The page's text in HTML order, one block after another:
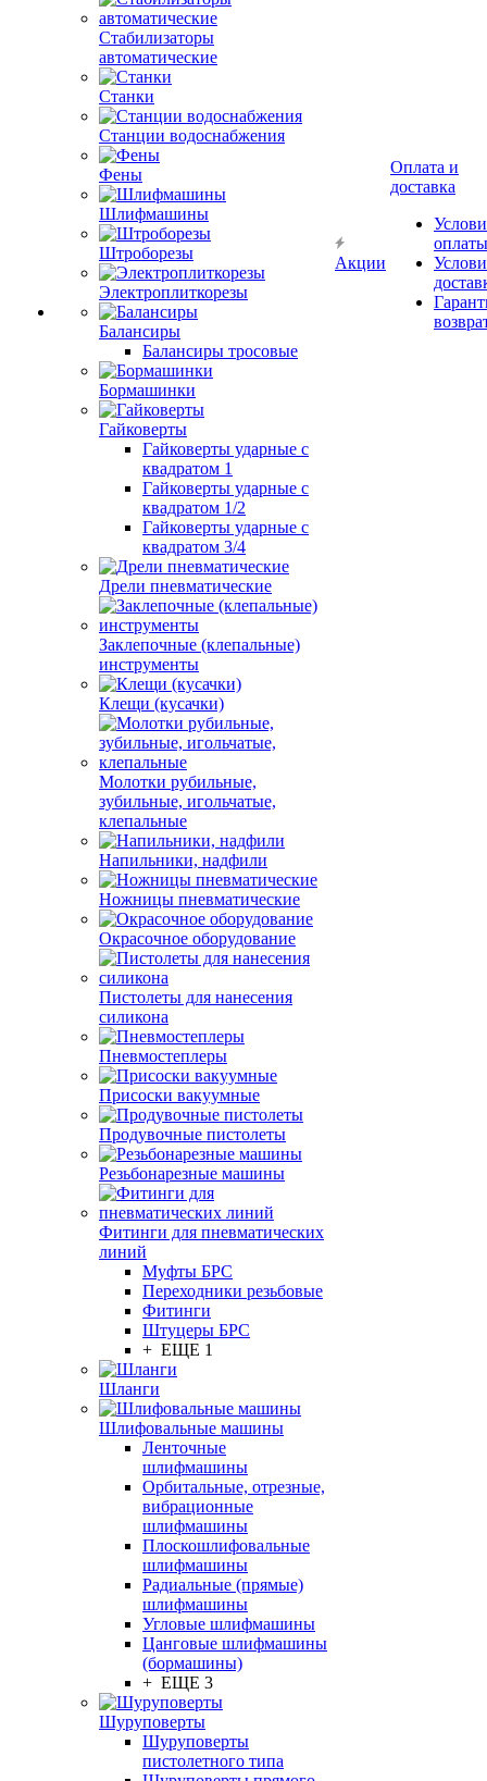
Стабилизаторы
автоматические
Станки
Станции водоснабжения
Фены
Шлифмашины
Штроборезы
Электроплиткорезы
Балансиры
Балансиры тросовые
Бормашинки
Гайковерты
Гайковерты ударные с
квадратом 1
Гайковерты ударные с
квадратом 1/2
Гайковерты ударные с
квадратом 3/4
Дрели пневматические
Заклепочные (клепальные)
инструменты
Клещи (кусачки)
Молотки рубильные,
зубильные, игольчатые,
клепальные
Напильники, надфили
Ножницы пневматические
Окрасочное оборудование
Пистолеты для нанесения
силикона
Пневмостеплеры
Присоски вакуумные
Продувочные пистолеты
Резьбонарезные машины
Фитинги для пневматических
линий
Муфты БРС
Переходники резьбовые
Фитинги
Штуцеры БРС
+ ЕЩЕ 1
Шланги
Шлифовальные машины
Ленточные
шлифмашины
Орбитальные, отрезные,
вибрационные
шлифмашины
Плоскошлифовальные
шлифмашины
Радиальные (прямые)
шлифмашины
Угловые шлифмашины
Цанговые шлифмашины
(бормашины)
+ ЕЩЕ 3
Шуруповерты
Шуруповерты
пистолетного типа
Акции
Оплата и
доставка
оплаты